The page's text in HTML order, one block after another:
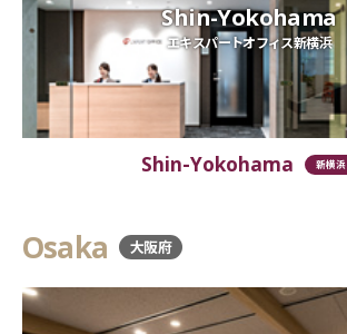
Shin-Yokohama
エキスパートオフィス新横浜
Shin-Yokohama 新横浜
Osaka 大阪府